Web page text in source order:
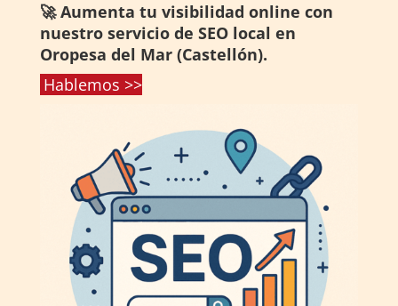
🚀 Aumenta tu visibilidad online con
nuestro servicio de SEO local en
Oropesa del Mar (Castellón).
Hablemos >>